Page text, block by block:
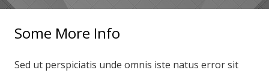
Some More Info
Sed ut perspiciatis unde omnis iste natus error sit